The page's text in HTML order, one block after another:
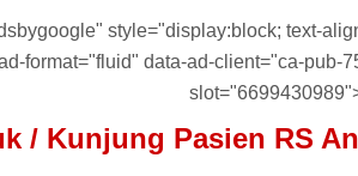
style="display:block; text-
format="fluid" data-ad-client="ca-pub-
/ Kunjung Pasien RS